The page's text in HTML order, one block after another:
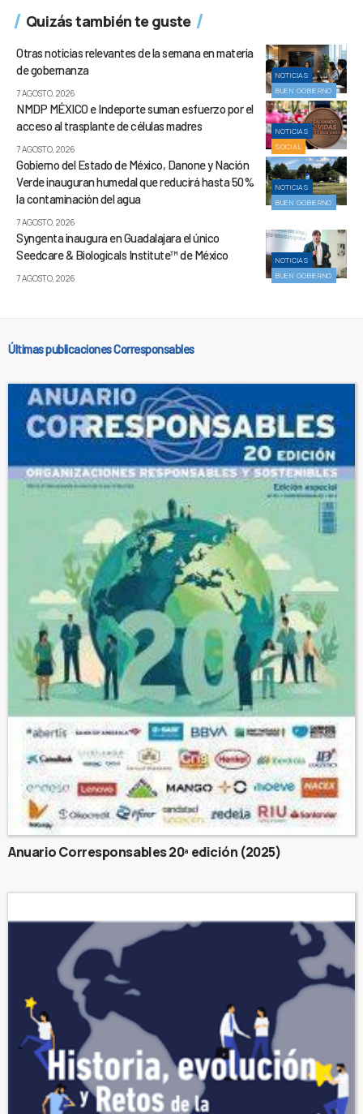
Quizás también te guste
NOTICIAS
BUEN GOBIERNO
Otras noticias relevantes de la semana en materia
de gobernanza
7 AGOSTO, 2026
NOTICIAS
SOCIAL
NMDP MÉXICO e Indeporte suman esfuerzo por el
acceso al trasplante de células madres
7 AGOSTO, 2026
NOTICIAS
BUEN GOBIERNO
Gobierno del Estado de México, Danone y Nación
Verde inauguran humedal que reducirá hasta 50%
la contaminación del agua
7 AGOSTO, 2026
NOTICIAS
BUEN GOBIERNO
Syngenta inaugura en Guadalajara el único
Seedcare & Biologicals Institute™ de México
7 AGOSTO, 2026
Últimas publicaciones Corresponsables
Anuario Corresponsables 20ª edición (2025)